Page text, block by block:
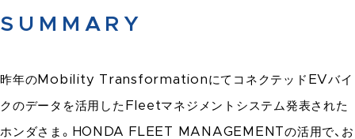
SUMMARY
昨年のMobility TransformationにてコネクテッドEVバイ
クのデータを活用したFleetマネジメントシステム発表された
ホンダさま。HONDA FLEET MANAGEMENTの活用で、お